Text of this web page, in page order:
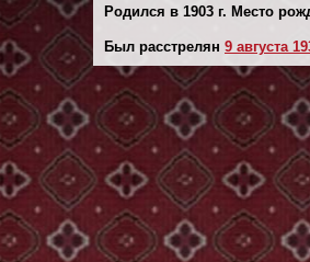
Родился в 1903 г. Место
Был расстрелян 9 августа